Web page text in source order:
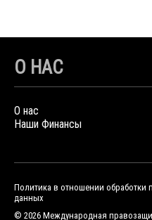
О НАС
О нас
Наши Финансы
Политика в отношении обработки
данных
© 2026 Международная